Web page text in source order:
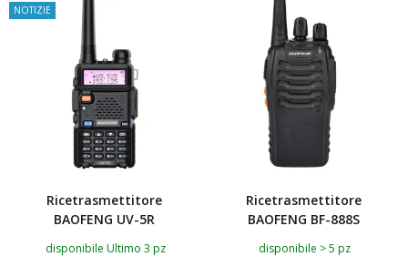
NOTIZIE
Ricetrasmettitore
BAOFENG UV-5R
disponibile Ultimo 3 pz
Ricetrasmettitore
BAOFENG BF-888S
disponibile > 5 pz